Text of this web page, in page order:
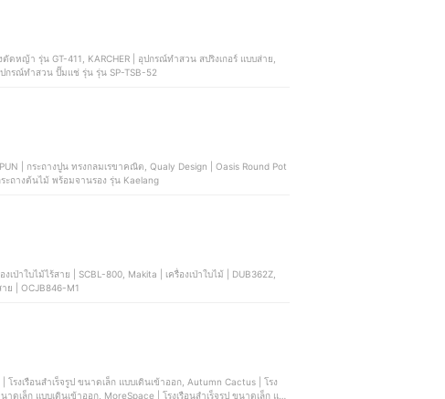
| อุปกรณ์ทำสวน จอบเหล็ก ด้ามยาว 54 นิ้ว, Inntech | อุปกรณ์ทำสวน ปั๊มแช่ รุ่น รุ่น SP-TSB-52
างปูน ทรงกลมเรขาคณิต, Qualy Design | Oasis Round Pot
ะถางต้นไม้ พร้อมจานรอง รุ่น Kaelang
NIPPON | เครื่องเป่าใบไม้ | EB 650, OSUKA | เครื่องเป่าใบไม้ไร้สาย | OCJB846-M1
รงเรือนสำเร็จรูป ขนาดเล็ก แบบเดินเข้าออก, Autumn Cactus | โรง
ดเล็ก แบบเดินเข้าออก, MoreSpace | โรงเรือนสำเร็จรูป ขนาดเล็ก แบบ